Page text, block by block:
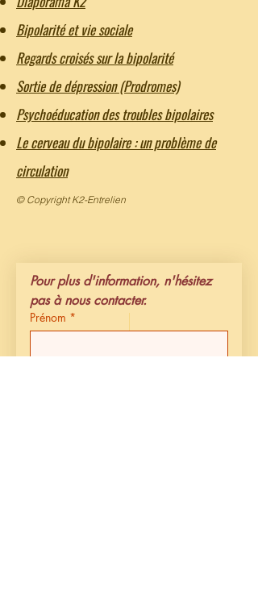
Bipolarité et vie sociale
Regards croisés sur la bipolarité
Sortie de dépression (Prodromes)
Psychoéducation des troubles bipolaires
Le cerveau du bipolaire : un problème de
circulation
© Copyright K2-Entrelien
Pour plus d'information, n'hésitez
pas à nous contacter.
Prénom *